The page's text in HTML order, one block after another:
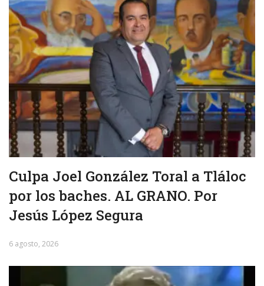
Culpa Joel González Toral a Tláloc
por los baches. AL GRANO. Por
Jesús López Segura
6 agosto, 2026